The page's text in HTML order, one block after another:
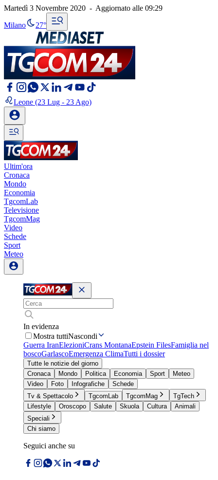
Martedì 3 Novembre 2020 - Aggiornato alle 09:29
Milano 27°
Leone (23 Lug - 23 Ago)
Ultim'ora
Cronaca
Mondo
Economia
TgcomLab
Televisione
TgcomMag
Video
Schede
Sport
Meteo
In evidenza
Mostra tuttiNascondi
Guerra IranElezioniCrans MontanaEpstein FilesFamiglia nel
boscoGarlascoEmergenza ClimaTutti i dossier
Tutte le notizie del giorno
Cronaca
Mondo Politica Economia Sport
Meteo
Video
Foto Infografiche
Schede
Tv & Spettacolo
TgcomLab TgcomMag
TgTech
Lifestyle
Oroscopo Salute Skuola Cultura
Animali
Speciali
Chi siamo
Seguici anche su